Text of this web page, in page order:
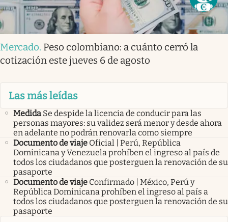
Mercado. Peso colombiano: a cuánto cerró la
cotización este jueves 6 de agosto
Las más leídas
Medida Se despide la licencia de conducir para las
personas mayores: su validez será menor y desde ahora
en adelante no podrán renovarla como siempre
Documento de viaje Oficial | Perú, República
Dominicana y Venezuela prohíben el ingreso al país de
todos los ciudadanos que posterguen la renovación de su
pasaporte
Documento de viaje Confirmado | México, Perú y
República Dominicana prohíben el ingreso al país a
todos los ciudadanos que posterguen la renovación de su
pasaporte